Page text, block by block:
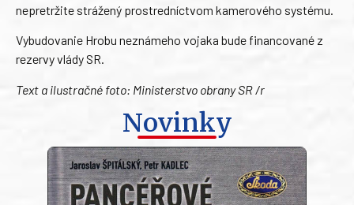
nepretržite strážený prostredníctvom kamerového systému.
Vybudovanie Hrobu neznámeho vojaka bude financované z
rezervy vlády SR.
Text a ilustračné foto: Ministerstvo obrany SR /r
Novinky